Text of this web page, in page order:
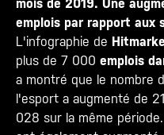
mois de 2019. Une
emplois par rapport aux
L'infographie de
plus de 7 000 emplois
a montré que le nombre
l'esport a augmenté de
028 sur la même